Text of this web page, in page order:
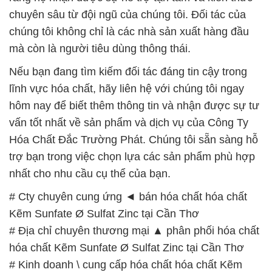
chuyên sâu từ đội ngũ của chúng tôi. Đối tác của
chúng tôi không chỉ là các nhà sản xuất hàng đầu
mà còn là người tiêu dùng thông thái.
Nếu bạn đang tìm kiếm đối tác đáng tin cậy trong
lĩnh vực hóa chất, hãy liên hệ với chúng tôi ngay
hôm nay để biết thêm thông tin và nhận được sự tư
vấn tốt nhất về sản phẩm và dịch vụ của Công Ty
Hóa Chất Đắc Trường Phát. Chúng tôi sẵn sàng hỗ
trợ bạn trong việc chọn lựa các sản phẩm phù hợp
nhất cho nhu cầu cụ thể của bạn.
# Cty chuyên cung ứng ◄ bán hóa chất hóa chất
Kẽm Sunfate Ø Sulfat Zinc tại Cần Thơ
# Địa chỉ chuyên thương mại ▲ phân phối hóa chất
hóa chất Kẽm Sunfate Ø Sulfat Zinc tại Cần Thơ
# Kinh doanh \ cung cấp hóa chất hóa chất Kẽm